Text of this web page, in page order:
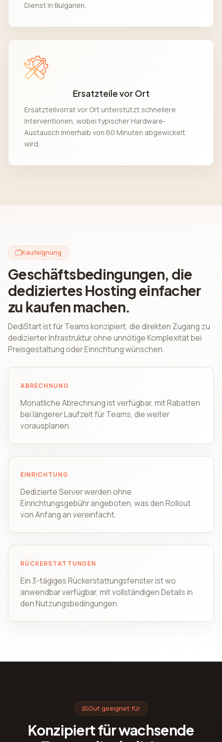
Dienst in Bulgarien.
Ersatzteile vor Ort
Ersatzteilvorrat vor Ort unterstützt schnellere
Interventionen, wobei typischer Hardware-
Austausch innerhalb von 60 Minuten abgewickelt
wird.
Kaufeignung
Geschäftsbedingungen, die
dediziertes Hosting einfacher
zu kaufen machen.
DediStart ist für Teams konzipiert, die direkten Zugang zu
dedizierter Infrastruktur ohne unnötige Komplexität bei
Preisgestaltung oder Einrichtung wünschen.
ABRECHNUNG
Monatliche Abrechnung ist verfügbar, mit Rabatten
bei längerer Laufzeit für Teams, die weiter
vorausplanen.
EINRICHTUNG
Dedizierte Server werden ohne
Einrichtungsgebühr angeboten, was den Rollout
von Anfang an vereinfacht.
RÜCKERSTATTUNGEN
Ein 3-tägiges Rückerstattungsfenster ist wo
anwendbar verfügbar, mit vollständigen Details in
den Nutzungsbedingungen.
Gut geeignet für
Konzipiert für wachsende